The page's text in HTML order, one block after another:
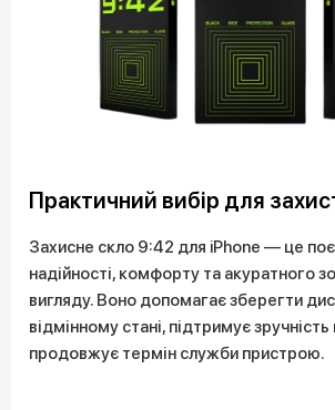
Практичний вибір для
Захисне скло 9:42 для iPhone — це
надійності, комфорту та акуратного
вигляду. Воно допомагає зберегти
відмінному стані, підтримує
продовжує термін служби пристрою.